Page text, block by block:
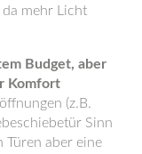
mehr Licht
Budget, aber
Komfort
(z.B.
Sinn
Türen aber eine